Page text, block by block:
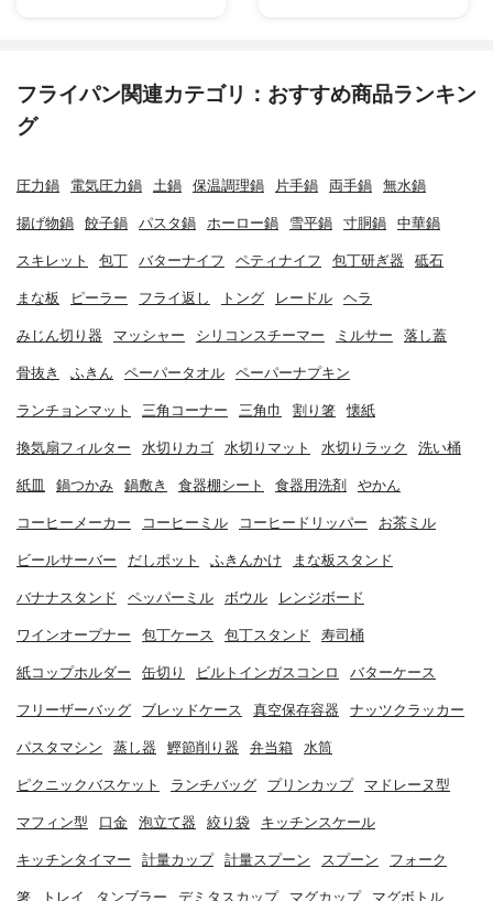
フライパン関連カテゴリ：おすすめ商品ランキン
グ
圧力鍋 電気圧力鍋 土鍋 保温調理鍋 片手鍋 両手鍋 無水鍋
揚げ物鍋 餃子鍋 パスタ鍋 ホーロー鍋 雪平鍋 寸胴鍋 中華鍋
スキレット 包丁 バターナイフ ペティナイフ 包丁研ぎ器 砥石
まな板 ピーラー フライ返し トング レードル ヘラ
みじん切り器 マッシャー シリコンスチーマー ミルサー 落し蓋
骨抜き ふきん ペーパータオル ペーパーナプキン
ランチョンマット 三角コーナー 三角巾 割り箸 懐紙
換気扇フィルター 水切りカゴ 水切りマット 水切りラック 洗い桶
紙皿 鍋つかみ 鍋敷き 食器棚シート 食器用洗剤 やかん
コーヒーメーカー コーヒーミル コーヒードリッパー お茶ミル
ビールサーバー だしポット ふきんかけ まな板スタンド
バナナスタンド ペッパーミル ボウル レンジボード
ワインオープナー 包丁ケース 包丁スタンド 寿司桶
紙コップホルダー 缶切り ビルトインガスコンロ バターケース
フリーザーバッグ ブレッドケース 真空保存容器 ナッツクラッカー
パスタマシン 蒸し器 鰹節削り器 弁当箱 水筒
ピクニックバスケット ランチバッグ プリンカップ マドレーヌ型
マフィン型 口金 泡立て器 絞り袋 キッチンスケール
キッチンタイマー 計量カップ 計量スプーン スプーン フォーク
箸 トレイ タンブラー デミタスカップ マグカップ マグボトル